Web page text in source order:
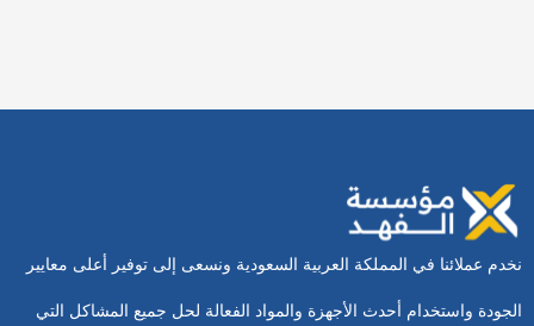
نخدم عملائنا في المملكة العربية السعودية ونسعى إلى توفير أعلى معايير
الجودة واستخدام أحدث الأجهزة والمواد الفعالة لحل جميع المشاكل التي